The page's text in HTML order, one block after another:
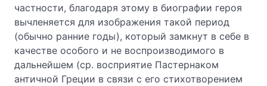
частности, благодаря этому в биографии героя
вычленяется для изображения такой период
(обычно ранние годы), который замкнут в себе в
качестве особого и не воспроизводимого в
дальнейшем (ср. восприятие Пастернаком
античной Греции в связи с его стихотворением